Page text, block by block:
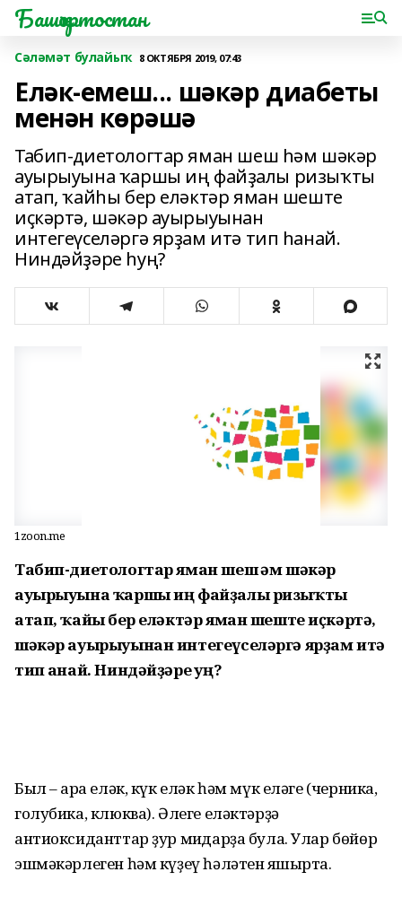
Башҡортостан
Сәләмәт булайыҡ 8 ОКТЯБРЯ 2019, 07:43
Еләк-емеш... шәкәр диабеты
менән көрәшә
Табип-диетологтар яман шеш һәм шәкәр
ауырыуына ҡаршы иң файҙалы ризыҡты
атап, ҡайһы бер еләктәр яман шеште
иҫкәртә, шәкәр ауырыуынан
интегеүселәргә ярҙам итә тип һанай.
Ниндәйҙәре һуң?
1zoon.me
Табип-диетологтар яман шеш һәм шәкәр
ауырыуына ҡаршы иң файҙалы ризыҡты
атап, ҡайһы бер еләктәр яман шеште иҫкәртә,
шәкәр ауырыуынан интегеүселәргә ярҙам итә
тип һанай. Ниндәйҙәре һуң?
Был – ҡара еләк, күк еләк һәм мүк еләге (черника,
голубика, клюква). Әлеге еләктәрҙә
антиоксиданттар ҙур миҡдарҙа була. Улар бөйөр
эшмәкәрлеген һәм күҙеү һәләтен яҡшырта.